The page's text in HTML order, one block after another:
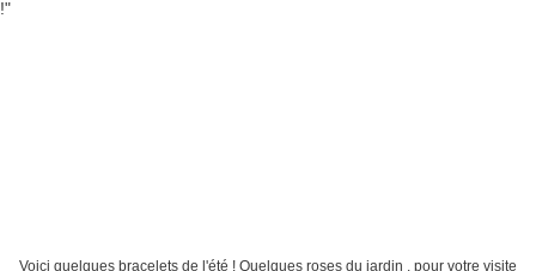
Voici quelques bracelets de l'été ! Quelques roses du jardin . pour votre visite